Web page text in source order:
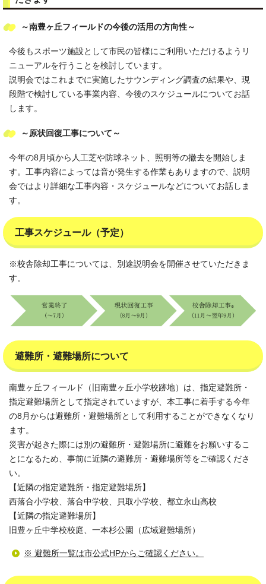
～南豊ヶ丘フィールドの今後の活用の方向性～
今後もスポーツ施設として市民の皆様にご利用いただけるようリ
ニューアルを行うことを検討しています。
説明会ではこれまでに実施したサウンディング調査の結果や、現
段階で検討している事業内容、今後のスケジュールについてお話
します。
～原状回復工事について～
今年の8月頃から人工芝や防球ネット、照明等の撤去を開始しま
す。工事内容によっては音が発生する作業もありますので、説明
会ではより詳細な工事内容・スケジュールなどについてお話しま
す。
工事スケジュール（予定）
※校舎除却工事については、別途説明会を開催させていただきま
す。
避難所・避難場所について
南豊ヶ丘フィールド（旧南豊ヶ丘小学校跡地）は、指定避難所・
指定避難場所として指定されていますが、本工事に着手する今年
の8月からは避難所・避難場所として利用することができなくなり
ます。
災害が起きた際には別の避難所・避難場所に避難をお願いするこ
とになるため、事前に近隣の避難所・避難場所等をご確認くださ
い。
【近隣の指定避難所・指定避難場所】
西落合小学校、落合中学校、貝取小学校、都立永山高校
【近隣の指定避難場所】
旧豊ヶ丘中学校校庭、一本杉公園（広域避難場所）
※ 避難所一覧は市公式HPからご確認ください。